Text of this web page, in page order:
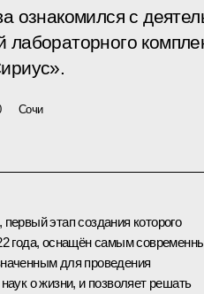
ознакомился с
лабораторного
Сочи
этап создания которого
года, оснащён самым
для проведения
о жизни, и позволяет решать